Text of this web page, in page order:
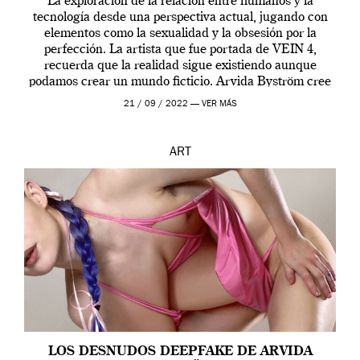
tecnología desde una perspectiva actual, jugando con
elementos como la sexualidad y la obsesión por la
perfección. La artista que fue portada de VEIN 4,
recuerda que la realidad sigue existiendo aunque
podamos crear un mundo ficticio. Arvida Byström cree
que los humanos tienen un complejo […]
21 / 09 / 2022 — VER MÁS
ART
LOS DESNUDOS DEEPFAKE DE ARVIDA